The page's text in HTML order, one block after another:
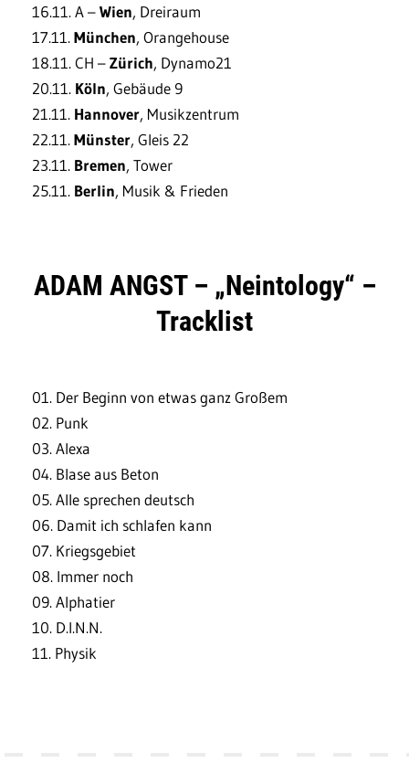
16.11. A –Wien, Dreiraum
17.11.München, Orangehouse
18.11. CH –Zürich, Dynamo21
20.11. Köln, Gebäude 9
21.11. Hannover, Musikzentrum
22.11.Münster, Gleis 22
23.11. Bremen, Tower
25.11. Berlin, Musik & Frieden
ADAM ANGST – „Neintology“ –
Tracklist
01. Der Beginn von etwas ganz Großem
02. Punk
03. Alexa
04. Blase aus Beton
05. Alle sprechen deutsch
06. Damit ich schlafen kann
07. Kriegsgebiet
08. Immer noch
09. Alphatier
10. D.I.N.N.
11. Physik